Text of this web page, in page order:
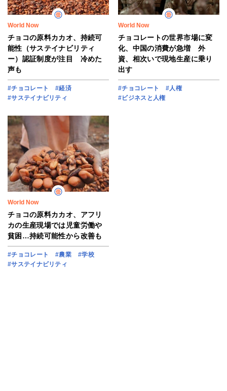
World Now
チョコの原料カカオ、持続可
能性（サステイナビリティ
ー）認証制度が注目 冷めた
声も
#チョコレート
#経済
#サステイナビリティ
World Now
チョコレートの世界市場に変
化、中国の消費が急増 外
資、相次いで現地生産に乗り
出す
#チョコレート
#人権
#ビジネスと人権
World Now
チョコの原料カカオ、アフリ
カの生産現場では児童労働や
貧困…持続可能性から改善も
#チョコレート #農業
#学校
#サステイナビリティ